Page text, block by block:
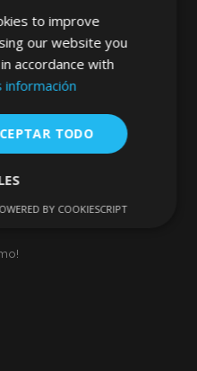
al por mayor en
tales como:
para asientos, alfombrillas,
o deseas convertirte en
to improve
our website you
accordance with
información
TODO
Cookies de
BY COOKIESCRIPT